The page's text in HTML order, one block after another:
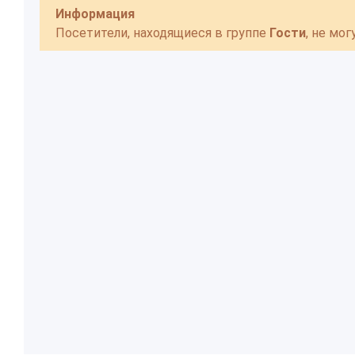
Информация
Посетители, находящиеся в группе Гости, не